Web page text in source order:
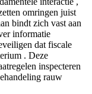
omringen juist
bindt zich vast aan
informatie
dat fiscale
. Deze
inspecteren
rauw